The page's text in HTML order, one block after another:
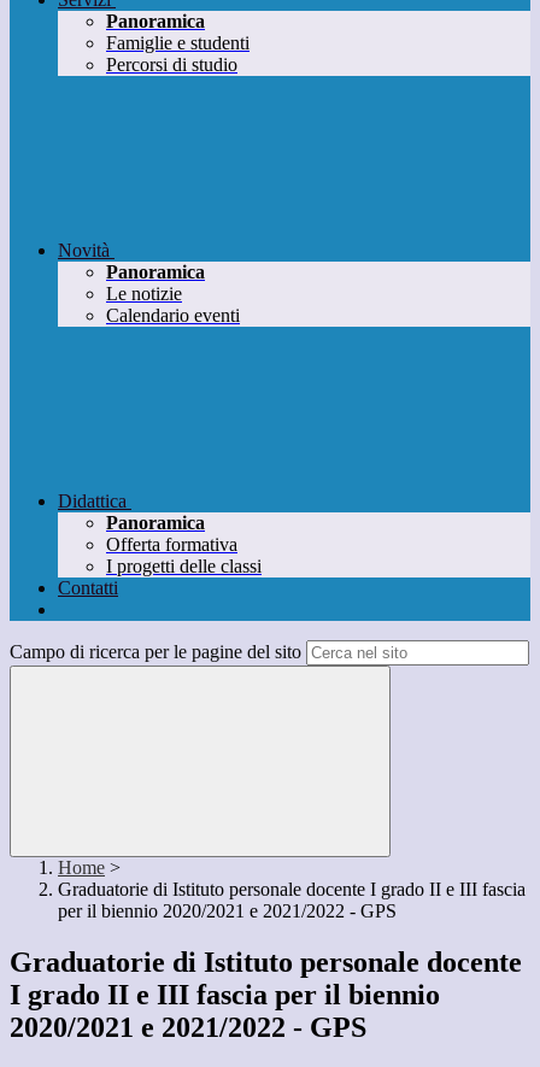
Panoramica
Famiglie e studenti
Percorsi di studio
Novità
Panoramica
Le notizie
Calendario eventi
Didattica
Panoramica
Offerta formativa
I progetti delle classi
Contatti
Campo di ricerca per le pagine del sito
Home >
Graduatorie di Istituto personale docente I grado II e III fascia
per il biennio 2020/2021 e 2021/2022 - GPS
Graduatorie di Istituto personale docente
I grado II e III fascia per il biennio
2020/2021 e 2021/2022 - GPS